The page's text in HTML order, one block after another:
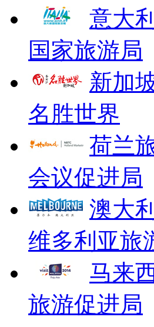
意大利
国家旅游局
新加
名胜世界
荷兰
会议促进局
澳大
维多利亚旅
马来
旅游促进局